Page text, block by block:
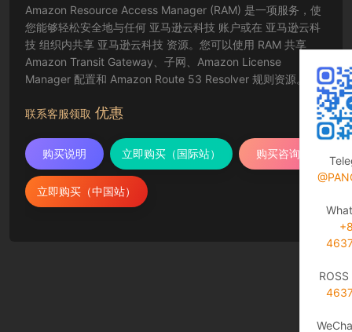
Amazon Resource Access Manager (RAM) 是一项服务，使
您能够轻松安全地与任何 亚马逊云科技 账户或在 亚马逊云科
技 组织内共享 亚马逊云科技 资源。您可以使用 RAM 共享
Amazon Transit Gateway、子网、Amazon License
Manager 配置和 Amazon Route 53 Resolver 规则资源。
联系客服领取 优惠
购买说明 立即购买（国际站） 购买咨询
立即购买（中国站）